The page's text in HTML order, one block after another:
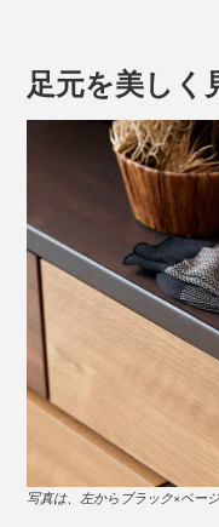
触れると、ひんや
な、独特のシャリ感
そもそも、和紙は、
伸びない和紙糸は、
編めなくなってしま
足元を美しく
写真は、左からブラック×ベー